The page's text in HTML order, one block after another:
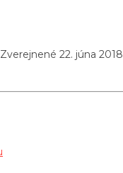
Zverejnené 22. júna 2018